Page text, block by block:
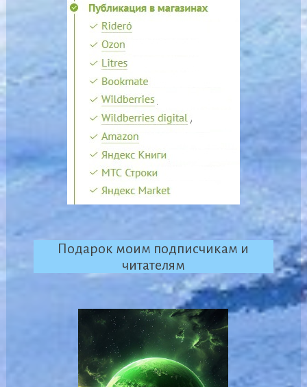
Подарок моим подписчикам и
читателям